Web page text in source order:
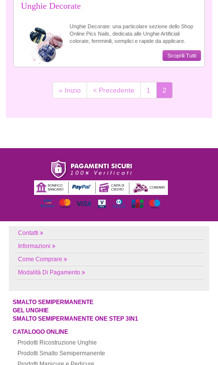
Unghie Decorate
Unghie Decorate: una particolare sezione dello Shop
Online Pics Nails, dedicata alle Unghie Artificiali
colorate, femminili, semplici e rapide da applicare.
Scoprili Tutti
« Inizio < Precedente 1 2
Contatti
Informazioni
Come Comprare
Modalità Di Pagamento
SMALTO SEMIPERMANENTE
GEL UNGHIE
SMALTO SEMIPERMANENTE ONE STEP 3IN1
CATALOGO ONLINE
Prodotti Ricostruzione Unghie
Prodotti Smalto Semipermanente